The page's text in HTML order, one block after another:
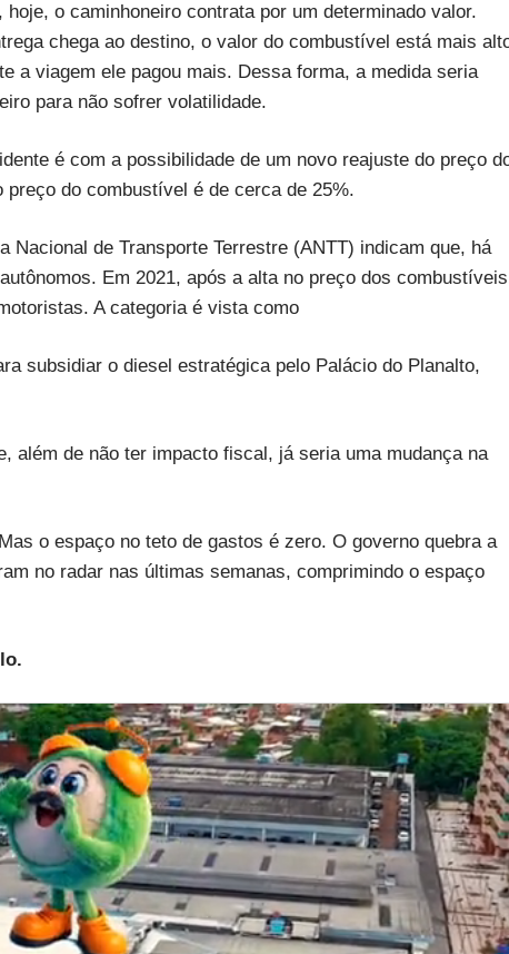
o caminhoneiro contrata por um determinado valor.
chega ao destino, o valor do combustível está mais
a viagem ele pagou mais. Dessa forma, a medida seria
para não sofrer volatilidade.
é com a possibilidade de um novo reajuste do preço
do combustível é de cerca de 25%.
Nacional de Transporte Terrestre (ANTT) indicam que, há
Em 2021, após a alta no preço dos
A categoria é vista como
subsidiar o diesel estratégica pelo Palácio do Planalto,
além de não ter impacto fiscal, já seria uma mudança na
o espaço no teto de gastos é zero. O governo quebra a
no radar nas últimas semanas, comprimindo o espaço